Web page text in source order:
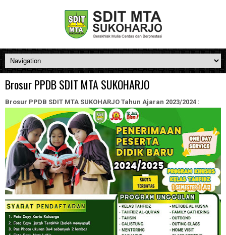
Brosur PPDB SDIT MTA SUKOHARJO
Brosur PPDB SDIT MTA SUKOHARJO Tahun Ajaran 2023/2024 :